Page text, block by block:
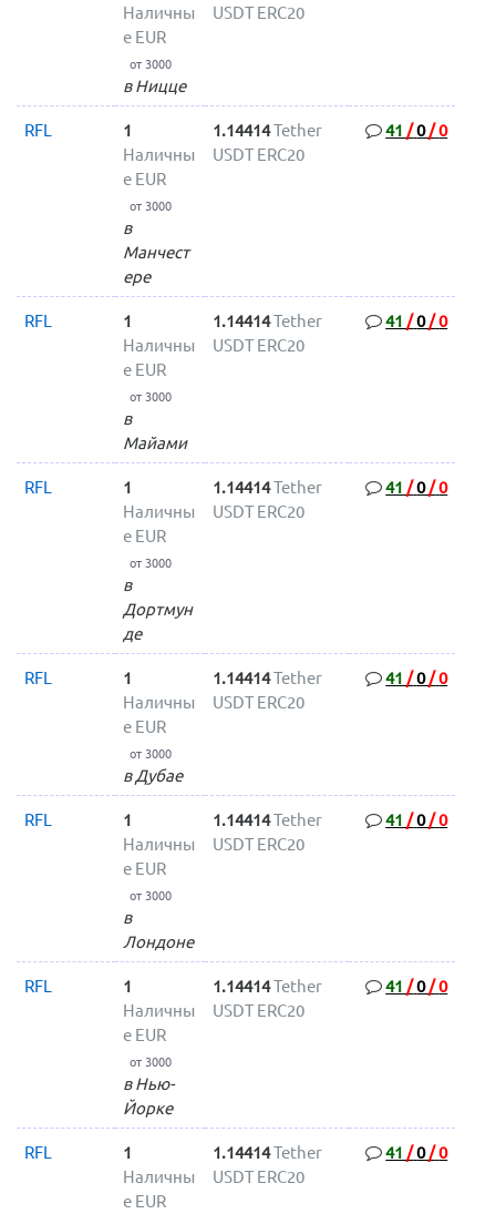
Наличны
е EUR
от 3000
в Ницце
USDT ERC20
RFL
1
Наличны
е EUR
от 3000
в
Манчест
ере
1.14414Tether
USDT ERC20
41 /0/0
RFL
1
Наличны
е EUR
от 3000
в
Майами
1.14414Tether
USDT ERC20
41 /0/0
RFL
1
Наличны
е EUR
от 3000
в
Дортмун
де
1.14414Tether
USDT ERC20
41 /0/0
RFL
1
Наличны
е EUR
от 3000
в Дубае
1.14414Tether
USDT ERC20
41 /0/0
RFL
1
Наличны
е EUR
от 3000
в
Лондоне
1.14414Tether
USDT ERC20
41 /0/0
RFL
1
Наличны
е EUR
от 3000
в Нью-
Йорке
1.14414Tether
USDT ERC20
41 /0/0
RFL
1
Наличны
е EUR
1.14414Tether
USDT ERC20
41 /0/0